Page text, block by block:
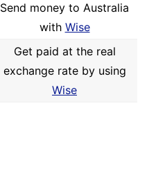
Send money to Australia
with Wise
Get paid at the real
exchange rate by using
Wise